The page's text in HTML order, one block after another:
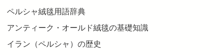
ペルシャ絨毯用語辞典
アンティーク・オールド絨毯の基礎知識
イラン（ペルシャ）の歴史